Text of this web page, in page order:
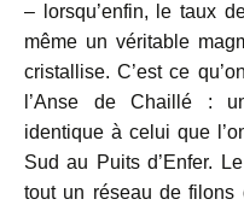
– lorsqu’enfin, le taux
même un véritable
cristallise. C’est ce
l’Anse de Chaillé :
identique à celui que
Sud au Puits d’Enfer.
tout un réseau de filons